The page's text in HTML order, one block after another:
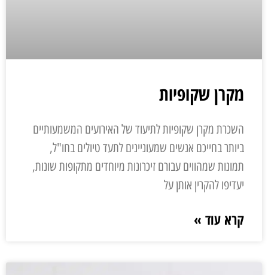
מקרן שקופיות
השכרת מקרן שקופיות לתיעוד של האירועים המשמעותיים
ביותר בחייכם אנשים שמעוניינים לתעד טיולים בחו"ל,
תמונות שמהווים עבורם זיכרונות מיוחדים מתקופות שונות,
יעדיפו להקרין אותן על
קרא עוד »